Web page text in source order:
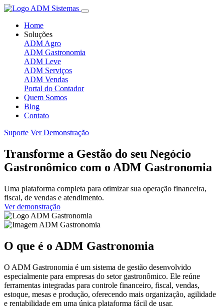
Home
Soluções
ADM Agro
ADM Gastronomia
ADM Leve
ADM Serviços
ADM Vendas
Portal do Contador
Quem Somos
Blog
Contato
Suporte Ver Demonstração
Transforme a Gestão do seu Negócio
Gastronômico com o ADM Gastronomia
Uma plataforma completa para otimizar sua operação financeira,
fiscal, de vendas e atendimento.
Ver demonstração
O que é o ADM Gastronomia
O ADM Gastronomia é um sistema de gestão desenvolvido
especialmente para empresas do setor gastronômico. Ele reúne
ferramentas integradas para controle financeiro, fiscal, vendas,
estoque, mesas e produção, oferecendo mais organização, agilidade
e rentabilidade em uma única plataforma fácil de usar.